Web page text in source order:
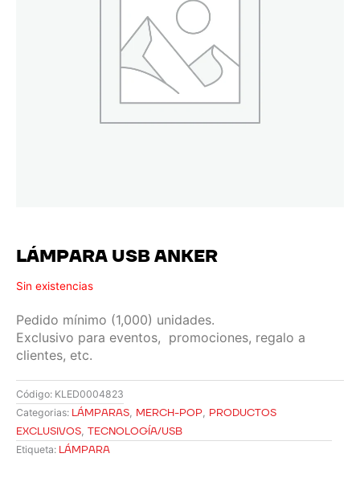
LÁMPARA USB ANKER
Sin existencias
Pedido mínimo (1,000) unidades.
Exclusivo para eventos, promociones, regalo a
clientes, etc.
Código: KLED0004823
Categorias: LÁMPARAS, MERCH-POP, PRODUCTOS
EXCLUSIVOS, TECNOLOGÍA/USB
Etiqueta: LÁMPARA